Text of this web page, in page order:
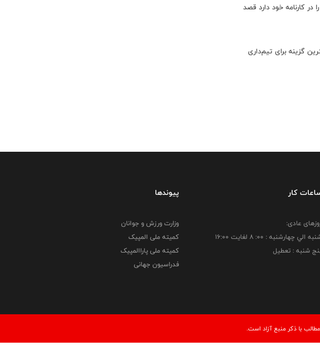
در سال ۱۳۹۸ قهرمانی شطرنج آسیا را در کارنامه خود دارد قصد
گزینه برای تیم‌داری
کار
عادی:
الي چهارشنبه : 00: 8 لغايت 16:00
شنبه : تعطیل
پیوندها
وزارت ورزش و جوانان
کمیته ملی المپیک
کمیته ملی پاراالمپیک
فدراسیون جهانی
با ذكر منبع آزاد است.